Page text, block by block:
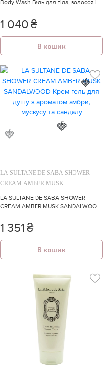
Body Wash Гель для тіла, волосся і
1 040₴
В кошик
LA SULTANE DE SABA SHOWER
CREAM AMBER MUSK
LA SULTANE DE SABA SHOWER
CREAM AMBER MUSK SANDALWOOD
амбри, мускусу та сандалу
1 351₴
В кошик
🍓